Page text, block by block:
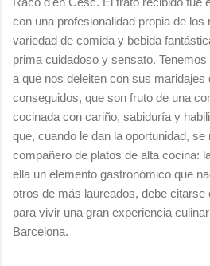
con una profesionalidad propia de
variedad de comida y bebida
prima cuidadoso y sensato.
a que nos deleiten con sus maridajes
conseguidos, que son fruto de una
cocinada con cariño, sabiduría y
que, cuando le dan la oportunidad,
compañero de platos de alta cocina:
ella un elemento gastronómico que
otros de más laureados, debe
para vivir una gran experiencia
Barcelona.